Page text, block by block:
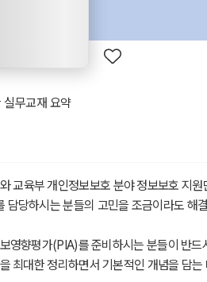
실무교재 요약
교육부 개인정보보호 분야 정보보호 지원
당하시는 분들의 고민을 조금이라도 해
영향평가(PIA)를 준비하시는 분들이 반드
최대한 정리하면서 기본적인 개념을 담는